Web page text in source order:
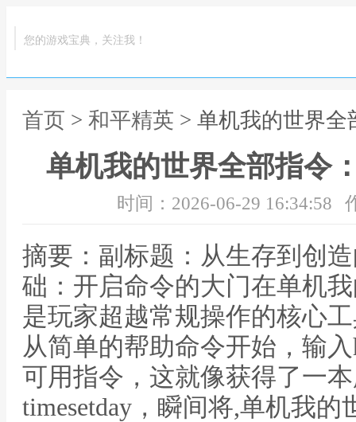
您的游戏宝典，关注我！
首页 > 和平精英 > 单机我的世界
单机我的世界全部指令
时间：2026-06-29 16:34:58
摘要：副标题：从生存到创
础：开启命令的大门在单机
是玩家超越常规操作的核心
从简单的帮助命令开始，输
可用指令，这就像获得了一
timesetday，瞬间将,单机我